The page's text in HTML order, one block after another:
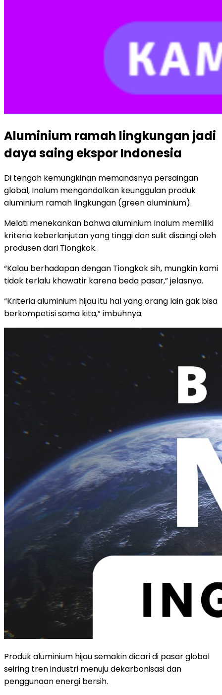
Aluminium ramah lingkungan jadi
daya saing ekspor Indonesia
Di tengah kemungkinan memanasnya persaingan
global, Inalum mengandalkan keunggulan produk
aluminium ramah lingkungan (green aluminium).
Melati menekankan bahwa aluminium Inalum memiliki
kriteria keberlanjutan yang tinggi dan sulit disaingi oleh
produsen dari Tiongkok.
“Kalau berhadapan dengan Tiongkok sih, mungkin kami
tidak terlalu khawatir karena beda pasar,” jelasnya.
“Kriteria aluminium hijau itu hal yang orang lain gak bisa
berkompetisi sama kita,” imbuhnya.
Produk aluminium hijau semakin dicari di pasar global
seiring tren industri menuju dekarbonisasi dan
penggunaan energi bersih.